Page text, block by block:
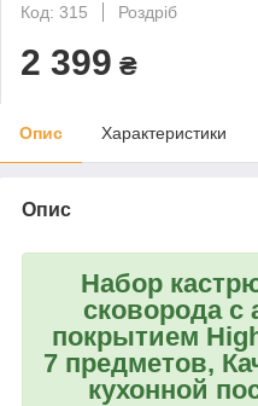
Код: 315
Роздріб
2 399 ₴
Опис Характеристики
Опис
Набор
сковорода с
покрытием
7 предметов,
кухонной